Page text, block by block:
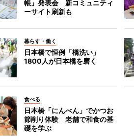
帳」発表会 新コミュニティ
ーサイト刷新も
暮らす・働く
日本橋で恒例「橋洗い」
1800人が日本橋を磨く
食べる
日本橋「にんべん」でかつお
節削り体験 老舗で和食の基
礎を学ぶ